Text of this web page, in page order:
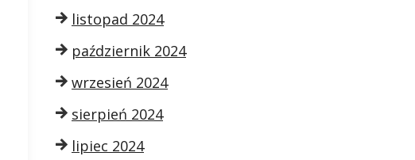
listopad 2024
październik 2024
wrzesień 2024
sierpień 2024
lipiec 2024